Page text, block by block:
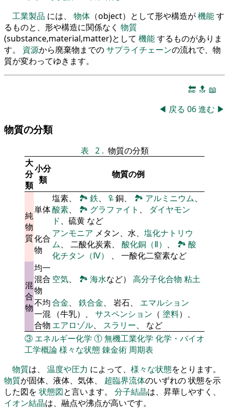
工業製品 には、 物体 （object）として形や構造が機能す
るものと、形や構造に関係なく 物質
(substance,material,matter)として 機能するものがありま
す。 資源から廃棄物までのサプライチェーンの流れで、物
質が変わってゆきます。
🔚 🔝 📖
◀ 戻る 06進む ▶
物質の分類
表 2 . 物質の分類
大
分
類
小分
類
物質の例
純
物
質
単体
塩素、 🏞 鉄、 🜠銅、 🏞 アルミニウム、
酸素、 🏞 グラファイト 、 ダイヤモン
ド、硫黄 など
化合
物
アンモニア メタン、水、 塩化ナトリウ
ム、 二酸化炭素、 酸化銅（Ⅱ） 、 🏞 酸
化チタン（Ⅳ） 、 一酸化二窒素など
混
合
物
均一
混合
物
空気、 🏞 海水など） 高分子化合物 粘土
不均
一混
合物
合金、 鉄合金、 岩石、 エマルション
（牛乳）、 サスペンション （ 塗料）、
エアロゾル、 スラリー、 など
③ エネルギー化学 ①無機工業化学 化学・バイオ
工学概論様々な状態錬金術 周期表
物質は、 温度や圧力 によって、 様々な状態をとります。
物質が固体、液体、気体、 超臨界流体のいずれの 状態を示
した図を 状態図と言います。 分子結晶は、昇華しやすく、
イオン結晶は、融点や沸点が高いです。